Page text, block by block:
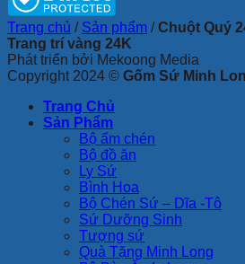
Trang chủ / Sản phẩm /Chuột Quý
Trang trí vàng 24K
Phát triển bởi Mekoong Media
Copyright 2024 © Gốm Sứ Minh
Trang Chủ
Sản Phẩm
Bộ ấm chén
Bộ đồ ăn
Ly Sứ
Bình Hoa
Bộ Chén Sứ – Dĩa -Tô
Sứ Dưỡng Sinh
Tượng sứ
Quà Tặng Minh Long